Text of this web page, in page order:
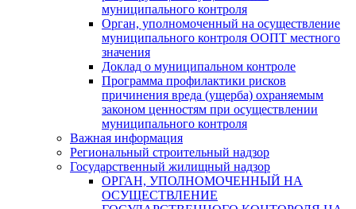
муниципального контроля
Орган, уполномоченный на осуществление
муниципального контроля ООПТ местного
значения
Доклад о муниципальном контроле
Программа профилактики рисков
причинения вреда (ущерба) охраняемым
законом ценностям при осуществлении
муниципального контроля
Важная информация
Региональный строительный надзор
Государственный жилищный надзор
ОРГАН, УПОЛНОМОЧЕННЫЙ НА
ОСУЩЕСТВЛЕНИЕ